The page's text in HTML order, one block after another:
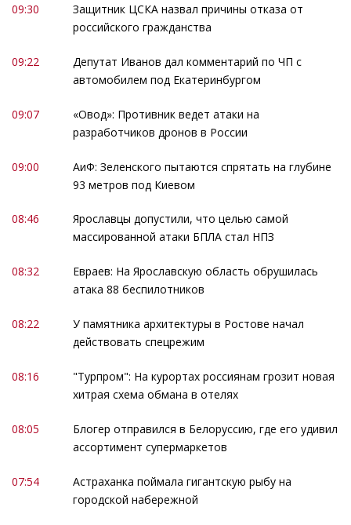
09:30
Защитник ЦСКА назвал причины отказа от
российского гражданства
09:22
Депутат Иванов дал комментарий по ЧП с
автомобилем под Екатеринбургом
09:07
«Овод»: Противник ведет атаки на
разработчиков дронов в России
09:00
АиФ: Зеленского пытаются спрятать на глубине
93 метров под Киевом
08:46
Ярославцы допустили, что целью самой
массированной атаки БПЛА стал НПЗ
08:32
Евраев: На Ярославскую область обрушилась
атака 88 беспилотников
08:22
У памятника архитектуры в Ростове начал
действовать спецрежим
08:16
"Турпром": На курортах россиянам грозит новая
хитрая схема обмана в отелях
08:05
Блогер отправился в Белоруссию, где его удивил
ассортимент супермаркетов
07:54
Астраханка поймала гигантскую рыбу на
городской набережной